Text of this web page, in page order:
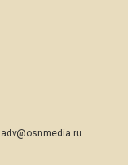
adv@osnmedia.ru